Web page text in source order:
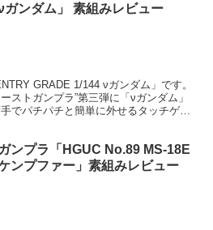
ガンダム」 素組みレビュー
GRADE 1/144 νガンダム」です。
ストガンプラ”第三弾に「νガンダム」
でパチパチと簡単に外せるタッチゲー
ガンプラ「HGUC No.89 MS-18E
ンプファー」素組みレビュー